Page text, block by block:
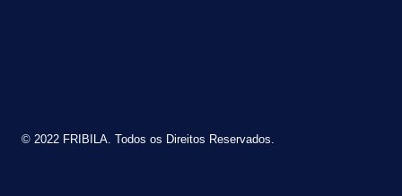
© 2022 FRIBILA. Todos os Direitos Reservados.